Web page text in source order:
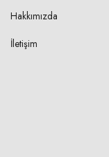
Hakkımızda
İletişim